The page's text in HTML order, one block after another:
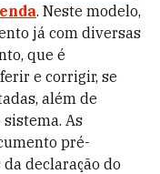
. Neste modelo,
já com diversas
que é
e corrigir, se
além de
As
pré-
declaração do